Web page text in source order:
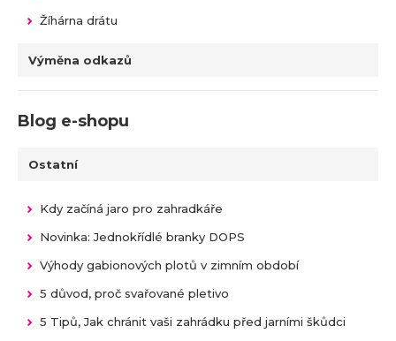
Žíhárna drátu
Výměna odkazů
Blog e-shopu
Ostatní
Kdy začíná jaro pro zahradkáře
Novinka: Jednokřídlé branky DOPS
Výhody gabionových plotů v zimním období
5 důvod, proč svařované pletivo
5 Tipů, Jak chránit vaši zahrádku před jarními škůdci